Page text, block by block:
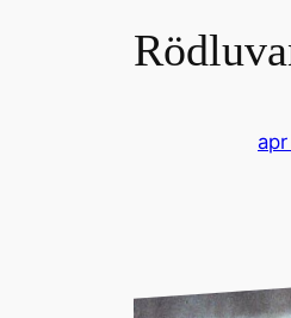
apr